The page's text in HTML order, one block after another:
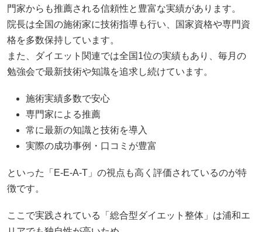
門家からも推薦される信頼性と豊富な実績があります。
院長は全国の施術家に技術指導も行い、国家資格や専門資
格を多数保持しています。
また、ダイエット関連では全国1位の実績もあり、毎月の
勉強会で最新技術や知識を追求し続けています。
施術実績多数で安心
専門家による推薦
常に最新の知識と技術を導入
実際の成功事例・口コミが豊富
といった「E-E-A-T」の視点も高く評価されているのが特
徴です。
ここで実践されている「総合型ダイエット整体」は浦和エ